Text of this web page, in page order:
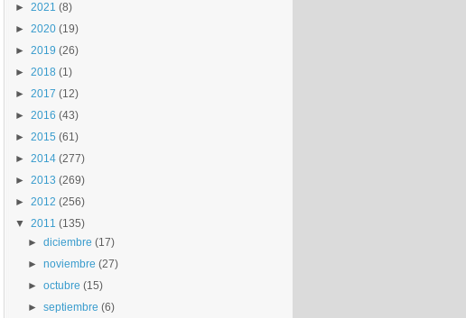
► 2021 (8)
► 2020 (19)
► 2019 (26)
► 2018 (1)
► 2017 (12)
► 2016 (43)
► 2015 (61)
► 2014 (277)
► 2013 (269)
► 2012 (256)
▼ 2011 (135)
►diciembre (17)
►noviembre (27)
►octubre (15)
►septiembre (6)